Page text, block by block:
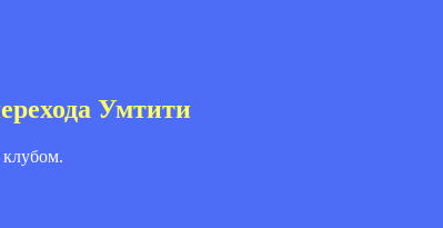
Умтити